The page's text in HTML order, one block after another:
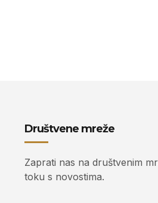
Društvene mreže
Zaprati nas na društvenim
toku s novostima.